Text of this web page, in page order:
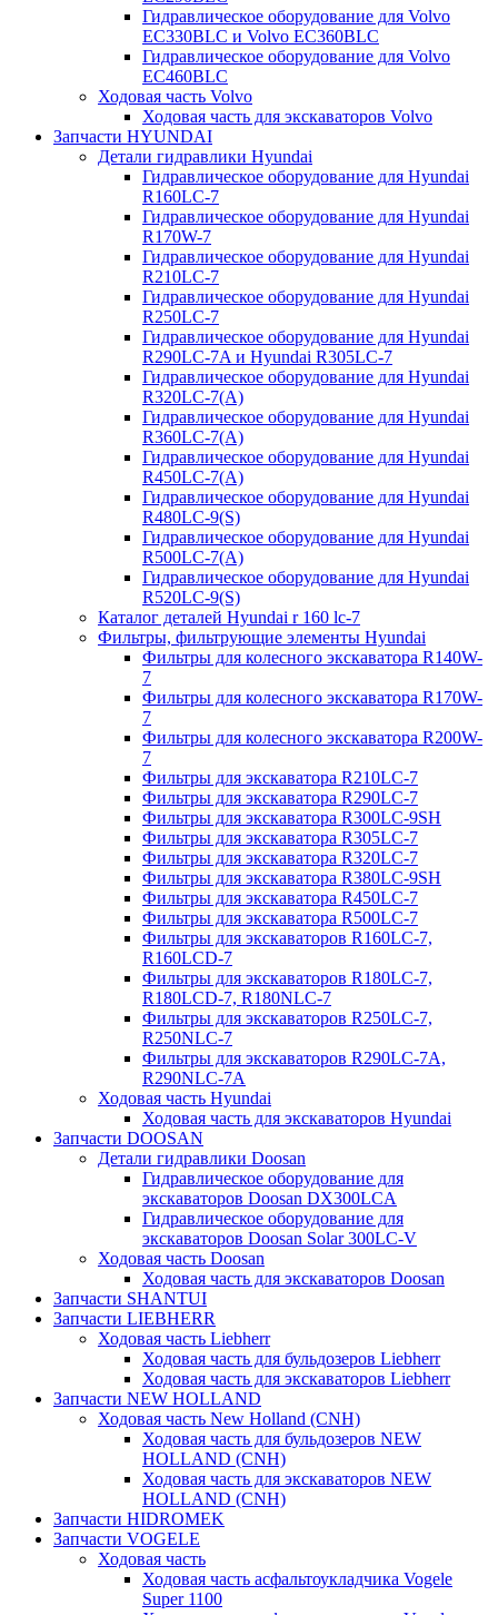
Гидравлическое оборудование для Volvo
EC330BLC и Volvo EC360BLC
Гидравлическое оборудование для Volvo
EC460BLC
Ходовая часть Volvo
Ходовая часть для экскаваторов Volvo
Запчасти HYUNDAI
Детали гидравлики Hyundai
Гидравлическое оборудование для Hyundai
R160LC-7
Гидравлическое оборудование для Hyundai
R170W-7
Гидравлическое оборудование для Hyundai
R210LC-7
Гидравлическое оборудование для Hyundai
R250LC-7
Гидравлическое оборудование для Hyundai
R290LC-7A и Hyundai R305LC-7
Гидравлическое оборудование для Hyundai
R320LC-7(A)
Гидравлическое оборудование для Hyundai
R360LC-7(A)
Гидравлическое оборудование для Hyundai
R450LC-7(A)
Гидравлическое оборудование для Hyundai
R480LC-9(S)
Гидравлическое оборудование для Hyundai
R500LC-7(A)
Гидравлическое оборудование для Hyundai
R520LC-9(S)
Каталог деталей Hyundai r 160 lc-7
Фильтры, фильтрующие элементы Hyundai
Фильтры для колесного экскаватора R140W-
7
Фильтры для колесного экскаватора R170W-
7
Фильтры для колесного экскаватора R200W-
7
Фильтры для экскаватора R210LC-7
Фильтры для экскаватора R290LC-7
Фильтры для экскаватора R300LC-9SH
Фильтры для экскаватора R305LC-7
Фильтры для экскаватора R320LC-7
Фильтры для экскаватора R380LC-9SH
Фильтры для экскаватора R450LC-7
Фильтры для экскаватора R500LC-7
Фильтры для экскаваторов R160LC-7,
R160LCD-7
Фильтры для экскаваторов R180LC-7,
R180LCD-7, R180NLC-7
Фильтры для экскаваторов R250LC-7,
R250NLC-7
Фильтры для экскаваторов R290LC-7A,
R290NLC-7A
Ходовая часть Hyundai
Ходовая часть для экскаваторов Hyundai
Запчасти DOOSAN
Детали гидравлики Doosan
Гидравлическое оборудование для
экскаваторов Doosan DX300LCA
Гидравлическое оборудование для
экскаваторов Doosan Solar 300LC-V
Ходовая часть Doosan
Ходовая часть для экскаваторов Doosan
Запчасти SHANTUI
Запчасти LIEBHERR
Ходовая часть Liebherr
Ходовая часть для бульдозеров Liebherr
Ходовая часть для экскаваторов Liebherr
Запчасти NEW HOLLAND
Ходовая часть New Holland (CNH)
Ходовая часть для бульдозеров NEW
HOLLAND (CNH)
Ходовая часть для экскаваторов NEW
HOLLAND (CNH)
Запчасти HIDROMEK
Запчасти VOGELE
Ходовая часть
Ходовая часть асфальтоукладчика Vogele
Super 1100